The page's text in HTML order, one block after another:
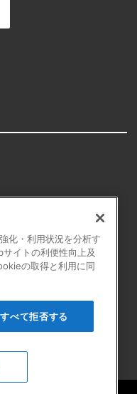
化・利用状況を分析す
イトの利便性向上及
の取得と利用に同
すべて拒否する